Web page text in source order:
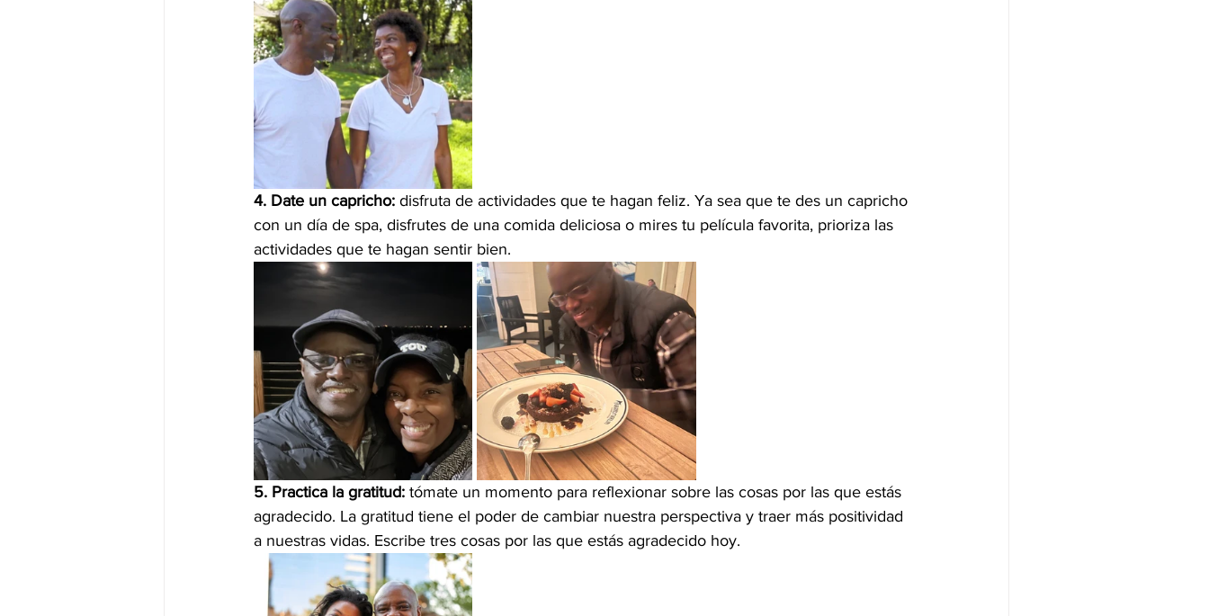
4. Date un capricho: disfruta de actividades que te hagan feliz. Ya sea que te des un capricho
con un día de spa, disfrutes de una comida deliciosa o mires tu película favorita, prioriza las
actividades que te hagan sentir bien.
5. Practica la gratitud: tómate un momento para reflexionar sobre las cosas por las que estás
agradecido. La gratitud tiene el poder de cambiar nuestra perspectiva y traer más positividad
a nuestras vidas. Escribe tres cosas por las que estás agradecido hoy.